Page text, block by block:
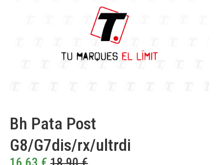
Bh Pata Post
G8/G7dis/rx/ultrdi